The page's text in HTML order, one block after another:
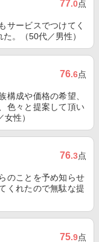
77.0点
サービスでつけてく
。（50代／男性）
76.6点
構成や価格の希望、
色々と提案して頂い
性）
76.3点
のことを予め知らせ
くれたので無駄な提
75.9点